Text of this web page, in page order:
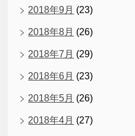
2018年9月 (23)
2018年8月 (26)
2018年7月 (29)
2018年6月 (23)
2018年5月 (26)
2018年4月 (27)